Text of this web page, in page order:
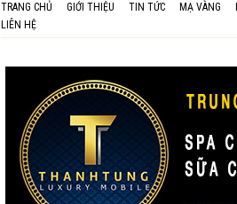
TRANG CHỦ GIỚI THIỆU TIN TỨC MẠ VÀNG
LIÊN HỆ